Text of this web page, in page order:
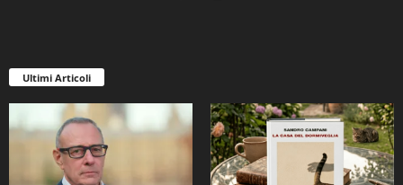
Ultimi Articoli